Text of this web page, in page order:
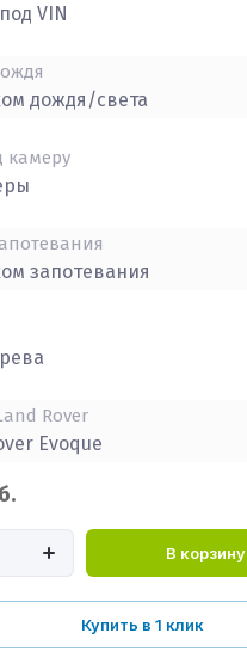
VIN
дождя/света
камеру
запотевания
Rover
Evoque
В корзину
Купить в 1 клик